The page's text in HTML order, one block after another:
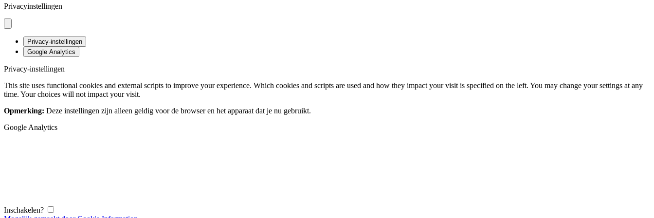
Privacyinstellingen
Privacy-instellingen
Google Analytics
Privacy-instellingen
This site uses functional cookies and external scripts to improve your experience. Which cookies and scripts are used and how they impact your visit is specified on the left. You may change your settings at any
time. Your choices will not impact your visit.
Opmerking: Deze instellingen zijn alleen geldig voor de browser en het apparaat dat je nu gebruikt.
Google Analytics
Inschakelen?